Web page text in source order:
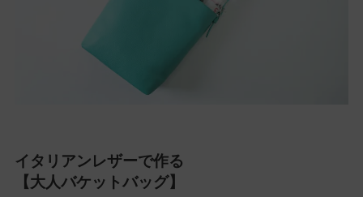
イタリアンレザーで作る
【大人バケットバッグ】